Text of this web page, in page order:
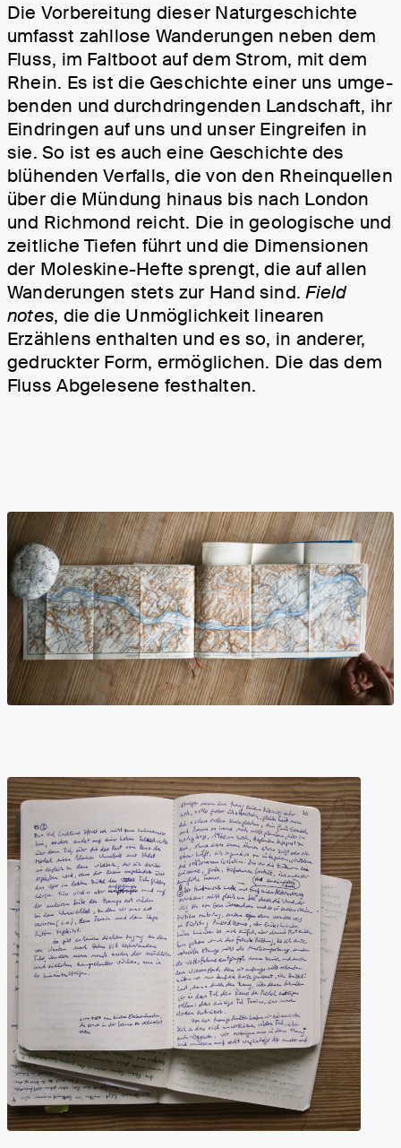
Die Vorbereitung dieser Natur­geschichte
umfasst zahllose Wander­ungen neben dem
Fluss, im Falt­boot auf dem Strom, mit dem
Rhein. Es ist die Geschichte einer uns umge­
benden und durch­dringenden Land­schaft, ihr
Ein­dringen auf uns und unser Ein­greifen in
sie. So ist es auch eine Geschichte des
blühenden Verfalls, die von den Rhein­quellen
über die Mündung hinaus bis nach London
und Richmond reicht. Die in geo­logische und
zeit­liche Tiefen führt und die Dimen­sionen
der Moleskine-Hefte sprengt, die auf allen
Wander­ungen stets zur Hand sind.Field
notes, die die Unmöglich­keit linearen
Erzählens enthalten und es so, in anderer,
gedruckter Form, ermög­lichen. Die das dem
Fluss Abgelesene festhalten.